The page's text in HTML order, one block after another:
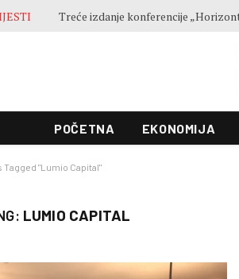
POČETNA EKONOMIJA
Tagged "Lumio Capital"
LUMIO CAPITAL